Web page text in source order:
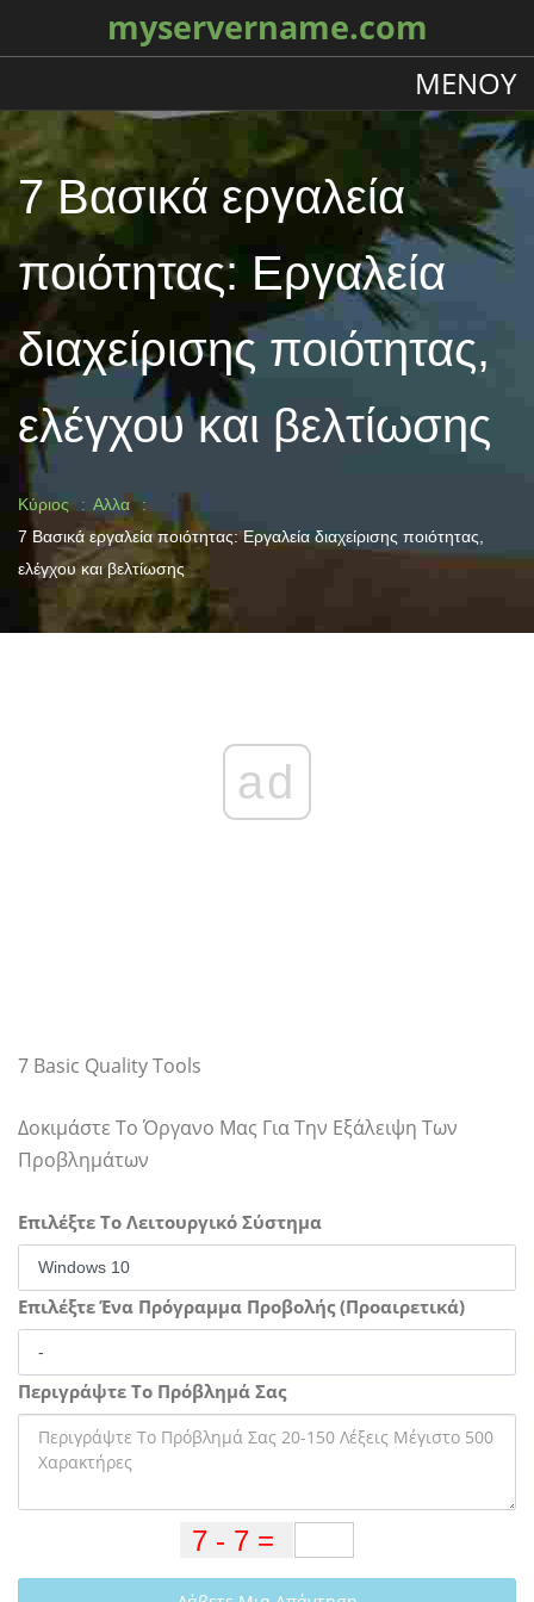
myservername.com
ΜΕΝΟΎ
7 Βασικά εργαλεία
ποιότητας: Εργαλεία
διαχείρισης ποιότητας,
ελέγχου και βελτίωσης
Κύριος
Αλλα
7 Βασικά εργαλεία ποιότητας: Εργαλεία διαχείρισης ποιότητας,
ελέγχου και βελτίωσης
ad
7 Basic Quality Tools
Δοκιμάστε Το Όργανο Μας Για Την Εξάλειψη Των
Προβλημάτων
Επιλέξτε Το Λειτουργικό Σύστημα
Επιλέξτε Ένα Πρόγραμμα Προβολής (Προαιρετικά)
Περιγράψτε Το Πρόβλημά Σας